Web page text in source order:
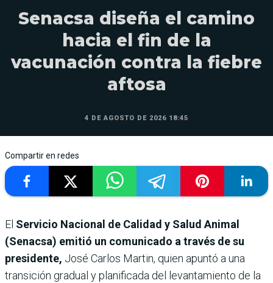
Senacsa diseña el camino
hacia el fin de la
vacunación contra la fiebre
aftosa
4 DE AGOSTO DE 2026 18:45
Compartir en redes
El Servicio Nacional de Calidad y Salud Animal
(Senacsa) emitió un comunicado a través de su
presidente, José Carlos Martin, quien apuntó a una
transición gradual y planificada del levantamiento de la